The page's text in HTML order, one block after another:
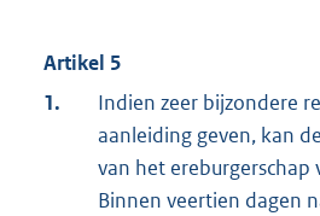
Artikel 5
1.
Indien zeer bijzondere
aanleiding geven, kan
van het ereburgerschap
Binnen veertien dagen